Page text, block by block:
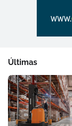
Últimas